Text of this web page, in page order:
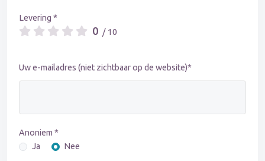
Levering *
0 / 10
Uw e-mailadres (niet zichtbaar op de website)*
Anoniem *
Ja
Nee